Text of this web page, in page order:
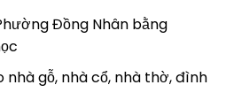
Đồng Nhân bằng
gỗ, nhà cổ, nhà thờ, đình